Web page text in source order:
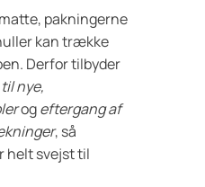
pakningerne
kan trække
Derfor tilbyder
nye,
ogeftergang af
, så
helt svejst til